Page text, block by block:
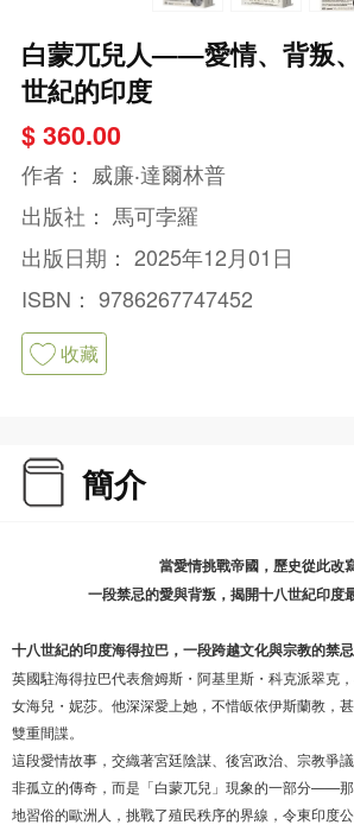
白蒙兀兒人——愛情、背叛
世紀的印度
$ 360.00
作者： 威廉‧達爾林普
出版社： 馬可孛羅
出版日期： 2025年12月01日
ISBN： 9786267747452
收藏
簡介
當愛情挑戰帝國，歷史從此改寫
一段禁忌的愛與背叛，揭開十八世紀印度
十八世紀的印度海得拉巴，一段跨越文化與宗教的禁忌
英國駐海得拉巴代表詹姆斯・阿基里斯・科克派翠克
女海兒・妮莎。他深深愛上她，不惜皈依伊斯蘭教，
雙重間諜。
這段愛情故事，交織著宮廷陰謀、後宮政治、宗教爭
非孤立的傳奇，而是「白蒙兀兒」現象的一部分——
地習俗的歐洲人，挑戰了殖民秩序的界線，令東印度公